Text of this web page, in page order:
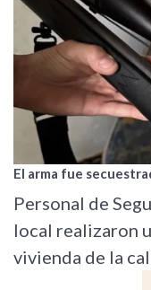
El arma fue
Personal de
local realizaron
vivienda de la